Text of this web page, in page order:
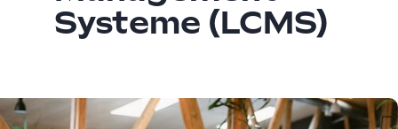
Systeme (LCMS)